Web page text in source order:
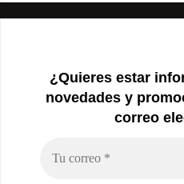
¿Quieres estar
novedades y
correo